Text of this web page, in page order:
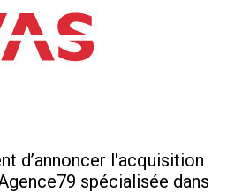
d’annoncer l'acquisition
spécialisée dans